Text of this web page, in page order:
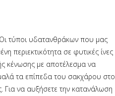
τύποι υδατανθράκων που μας
περιεκτικότητα σε φυτικές ίνες
κένωσης με αποτέλεσμα να
τα επίπεδα του σακχάρου στο
να αυξήσετε την κατανάλωση